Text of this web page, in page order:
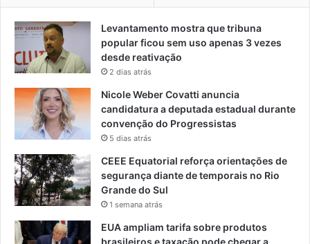
Levantamento mostra que tribuna
popular ficou sem uso apenas 3 vezes
desde reativação
2 dias atrás
Nicole Weber Covatti anuncia
candidatura a deputada estadual durante
convenção do Progressistas
5 dias atrás
CEEE Equatorial reforça orientações de
segurança diante de temporais no Rio
Grande do Sul
1 semana atrás
EUA ampliam tarifa sobre produtos